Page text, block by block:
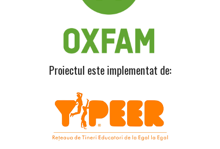
Proiectul este implementat de: